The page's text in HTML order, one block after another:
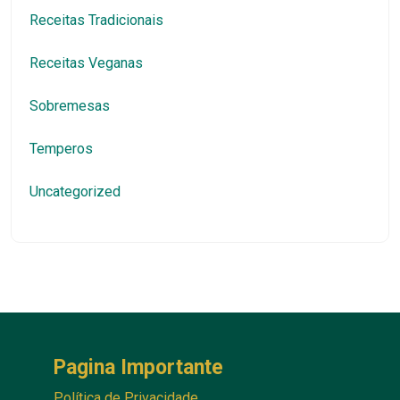
Receitas Tradicionais
Receitas Veganas
Sobremesas
Temperos
Uncategorized
Pagina Importante